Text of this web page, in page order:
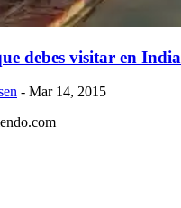
debes visitar en India
- Mar 14, 2015